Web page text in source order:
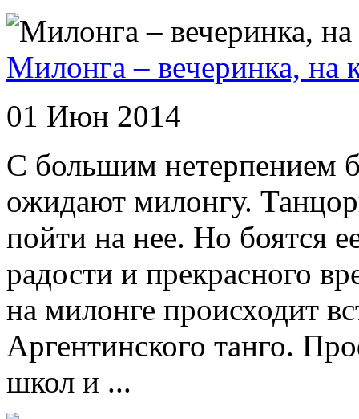
Милонга – вечеринка, на
01 Июн 2014
С большим нетерпением
ожидают милонгу.
пойти на нее. Но боятся
радости и прекрасного
на милонге происходит
Аргентинского танго.
школ и ...